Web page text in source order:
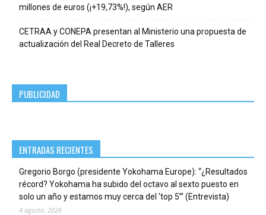
millones de euros (¡+19,73%!), según AER
CETRAA y CONEPA presentan al Ministerio una propuesta de
actualización del Real Decreto de Talleres
PUBLICIDAD
ENTRADAS RECIENTES
Gregorio Borgo (presidente Yokohama Europe): “¿Resultados
récord? Yokohama ha subido del octavo al sexto puesto en
solo un año y estamos muy cerca del ‘top 5’” (Entrevista)
4 agosto, 2026